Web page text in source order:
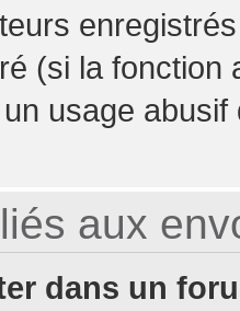
(si la fonction
usage
aux
dans un